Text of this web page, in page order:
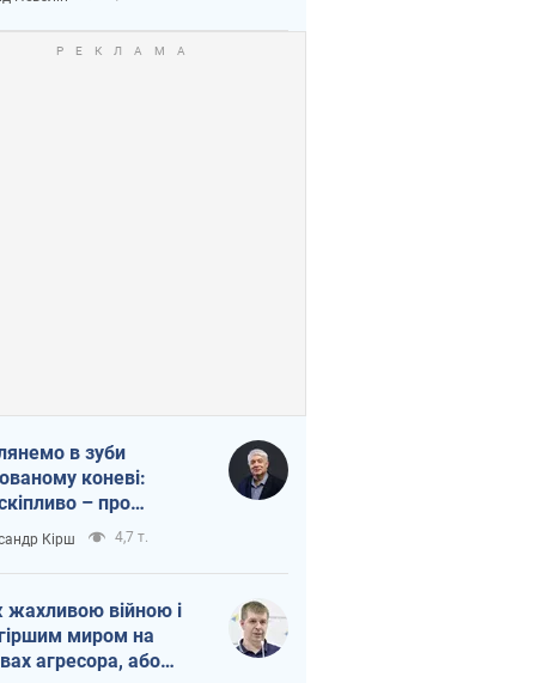
в зуби
коневі:
– про
Україні
Кірш 4,7 т.
жахливою війною і
миром на
агресора, або